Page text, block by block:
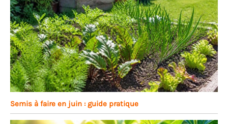
Semis à faire en juin : guide pratique